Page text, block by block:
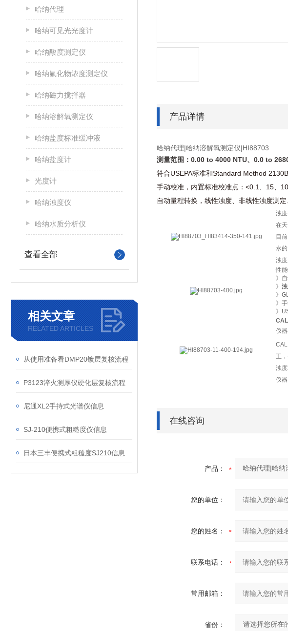
哈纳代理
哈纳可见光光度计
哈纳酸度测定仪
哈纳氟化物浓度测定仪
哈纳磁力搅拌器
哈纳溶解氧测定仪
哈纳盐度标准缓冲液
哈纳盐度计
光度计
哈纳浊度仪
哈纳水质分析仪
查看全部
相关文章
RELATED ARTICLES
从使用准备看DMP20镀层复核流程
P3123淬火测厚仪硬化层复核流程
尼通XL2手持式光谱仪信息
SJ-210便携式粗糙度仪信息
日本三丰便携式粗糙度SJ210信息
产品详情
哈纳代理|哈纳溶解氧测定仪|HI88703
测量范围 ： 0.00 to 4000 NTU、0.0 to
符合USEPA标准和Standard Method 2130B
手动校准，内置标准校准点： <0.1、15、
自动量程转换，线性浊度、非线性浊度测定
浊
在
目
水
浊
性
》
》
》
》
》
仪
正
浊
仪器
在线咨询
产品：
您的单位：
您的姓名：
联系电话：
常用邮箱：
省份：